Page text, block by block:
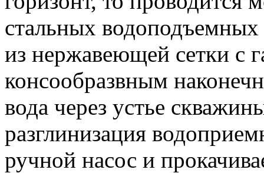
стальных
из нержавеющей сетки с
консообразвным
вода через устье
разглинизация
ручной насос и